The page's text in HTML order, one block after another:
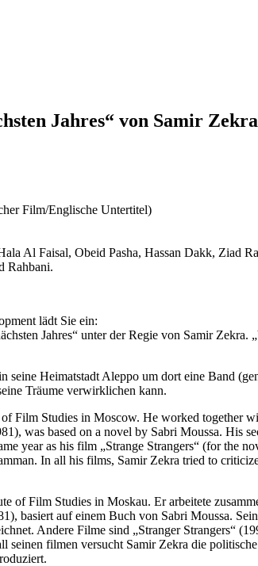
Jahres“ von Samir
Film/Englische Untertitel)
Al Faisal, Obeid Pasha, Hassan Dakk, Ziad
Rahbani.
lädt Sie ein:
Jahres“ unter der Regie von Samir
Heimatstadt Aleppo um dort eine Band
Träume verwirklichen kann.
Film Studies in Moscow. He worked together
was based on a novel by Sabri Moussa. His
year as his film „Strange Strangers“ (for the
In all his films, Samir Zekra tried to
of Film Studies in Moskau. Er arbeitete
basiert auf einem Buch von Sabri Moussa.
Andere Filme sind „Stranger Strangers“
seinen filmen versucht Samir Zekra die